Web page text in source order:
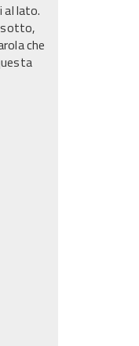
al lato.
sotto,
che